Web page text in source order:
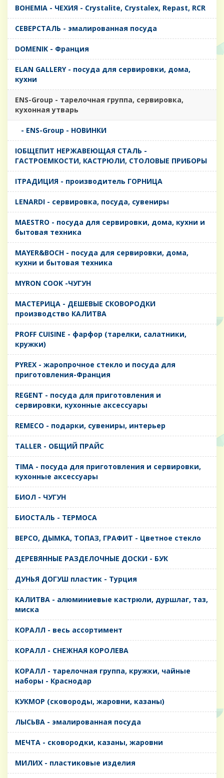
BOHEMIA - ЧЕХИЯ - Crystalite, Crystalex, Repast, RCR
CЕВЕРСТАЛЬ - эмалированная посуда
DOMENIK - Франция
ELAN GALLERY - посуда для сервировки, дома,
кухни
ENS-Group - тарелочная группа, сервировка,
кухонная утварь
- ENS-Group - НОВИНКИ
IОБЩЕПИТ НЕРЖАВЕЮЩАЯ СТАЛЬ -
ГАСТРОЕМКОСТИ, КАСТРЮЛИ, СТОЛОВЫЕ ПРИБОРЫ
IТРАДИЦИЯ - производитель ГОРНИЦА
LENARDI - сервировка, посуда, сувениры
MAESTRO - посуда для сервировки, дома, кухни и
бытовая техника
MAYER&BOCH - посуда для сервировки, дома,
кухни и бытовая техника
MYRON COOK -ЧУГУН
MАСТЕРИЦА - ДЕШЕВЫЕ СКОВОРОДКИ
производство КАЛИТВА
PROFF CUISINE - фарфор (тарелки, салатники,
кружки)
PYREX - жаропрочное стекло и посуда для
приготовления-Франция
REGENT - посуда для приготовления и
сервировки, кухонные аксессуары
REMECO - подарки, сувениры, интерьер
TALLER - ОБЩИЙ ПРАЙС
TIMA - посуда для приготовления и сервировки,
кухонные аксессуары
БИОЛ - ЧУГУН
БИОСТАЛЬ - ТЕРМОСА
ВЕРСО, ДЫМКА, ТОПАЗ, ГРАФИТ - Цветное стекло
ДЕРЕВЯННЫЕ РАЗДЕЛОЧНЫЕ ДОСКИ - БУК
ДУНЬЯ ДОГУШ пластик - Турция
КАЛИТВА - алюминиевые кастрюли, дуршлаг, таз,
миска
КОРАЛЛ - весь ассортимент
КОРАЛЛ - СНЕЖНАЯ КОРОЛЕВА
КОРАЛЛ - тарелочная группа, кружки, чайные
наборы - Краснодар
КУКМОР (сковороды, жаровни, казаны)
ЛЫСЬВА - эмалированная посуда
МЕЧТА - сковородки, казаны, жаровни
МИЛИХ - пластиковые изделия